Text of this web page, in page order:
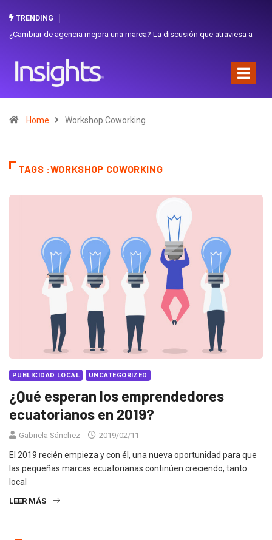
TRENDING
¿Cambiar de agencia mejora una marca? La discusión que atraviesa a
Home Workshop Coworking
TAGS :WORKSHOP COWORKING
PUBLICIDAD LOCAL UNCATEGORIZED
¿Qué esperan los emprendedores
ecuatorianos en 2019?
Gabriela Sánchez 2019/02/11
El 2019 recién empieza y con él, una nueva oportunidad para que
las pequeñas marcas ecuatorianas continúen creciendo, tanto
local
LEER MÁS